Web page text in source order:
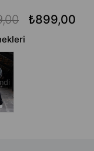
₺899,00